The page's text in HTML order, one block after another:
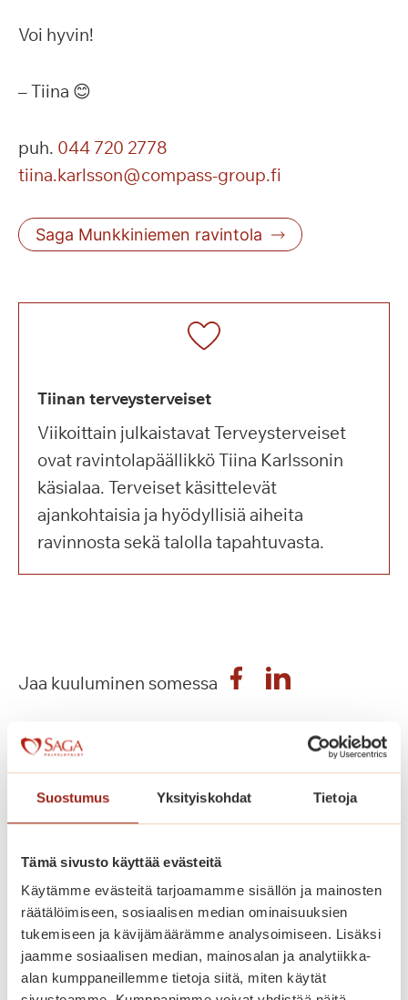
Suostumus Yksityiskohdat Tietoja
Tämä sivusto käyttää evästeitä
Käytämme evästeitä tarjoamamme sisällön ja mainosten
räätälöimiseen, sosiaalisen median ominaisuuksien
tukemiseen ja kävijämäärämme analysoimiseen. Lisäksi
jaamme sosiaalisen median, mainosalan ja analytiikka-
alan kumppaneillemme tietoja siitä, miten käytät
Voi hyvin!
– Tiina 😊
puh. 044 720 2778
tiina.karlsson@compass-group.fi
Saga Munkkiniemen ravintola
Tiinan terveysterveiset
Viikoittain julkaistavat Terveysterveiset
ovat ravintolapäällikkö Tiina Karlssonin
käsialaa. Terveiset käsittelevät
ajankohtaisia ja hyödyllisiä aiheita
ravinnosta sekä talolla tapahtuvasta.
Jaa kuuluminen somessa
myös näistä